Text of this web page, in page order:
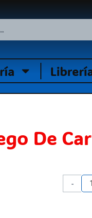
De
-
Juego
De